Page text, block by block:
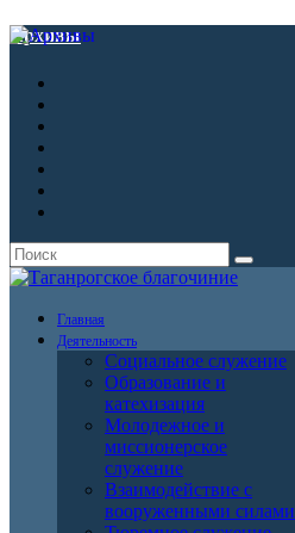
Архивы
Главная
Деятельность
Социальное служение
Образование и
катехизация
Молодежное и
миссионерское
служение
Взаимодействие с
вооруженными силами